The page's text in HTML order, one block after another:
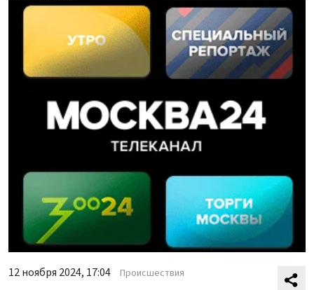
12 ноября 2024, 17:04 Происшествия